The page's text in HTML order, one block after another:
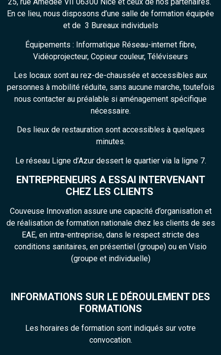
En ce lieu, nous disposons d’une salle de formation équipée
et de 3 Bureaux individuels
Équipements : Informatique Réseau-internet fibre,
Vidéoprojecteur, Copieur couleur, Téléviseurs
Les locaux sont au rez-de-chaussée et accessibles aux
personnes à mobilité réduite, sans aucune marche, toutefois
nous contacter au préalable si aménagement spécifique
nécessaire.
Des lieux de restauration sont accessibles à quelques
minutes.
Le réseau Ligne d’Azur dessert le quartier via la ligne 7.
ENTREPRENEURS A ESSAI INTERVENANT
CHEZ LES CLIENTS
Couveuse Innovation assure une capacité d’organisation et
de réalisation de formation nationale chez les clients de ses
EAE, en intra-entreprise, dans le respect stricte des
conditions sanitaires, en présentiel (groupe) ou en Visio
(groupe et individuelle)
INFORMATIONS SUR LE DÉROULEMENT DES
FORMATIONS
Les horaires de formation sont indiqués sur votre
convocation.